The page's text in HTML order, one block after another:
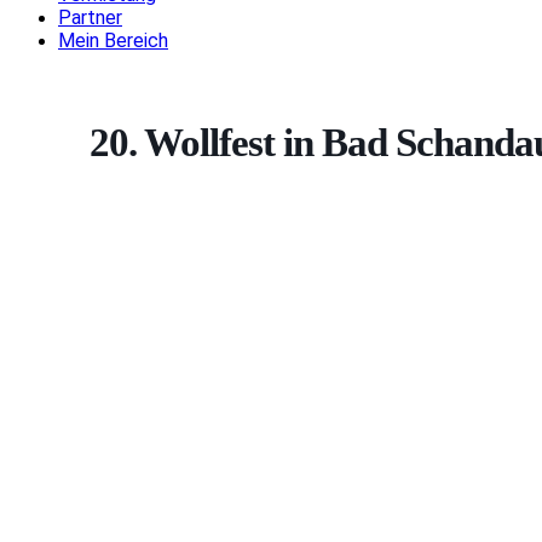
Partner
Mein Bereich
20. Wollfest in Bad